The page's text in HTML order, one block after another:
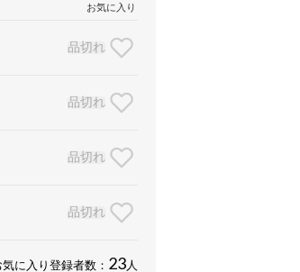
お気に入り
品切れ
品切れ
品切れ
品切れ
気に入り登録者数： 23 人